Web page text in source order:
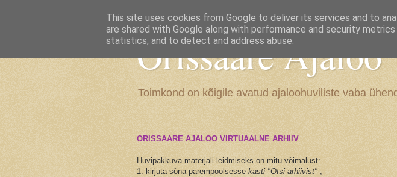
Orissaare Ajaloo
Toimkond on kõigile avatud ajaloohuviliste vaba
ORISSAARE AJALOO VIRTUAALNE ARHIIV
Huvipakkuva materjali leidmiseks on mitu võimalust:
1. kirjuta sõna parempoolsesse kasti "Otsi arhiivist" ;
This site uses cookies from Google to deliver its services and to
are shared with Google along with performance and security
statistics, and to detect and address abuse.